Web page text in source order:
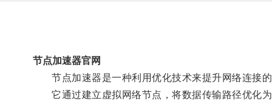
节点加速器官网
节点加速器是一种利用优化技术来提升网络连接
它通过建立虚拟网络节点，将数据传输路径优化为